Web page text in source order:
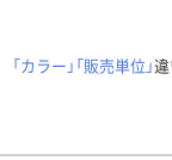
「カラー」「販売単位」